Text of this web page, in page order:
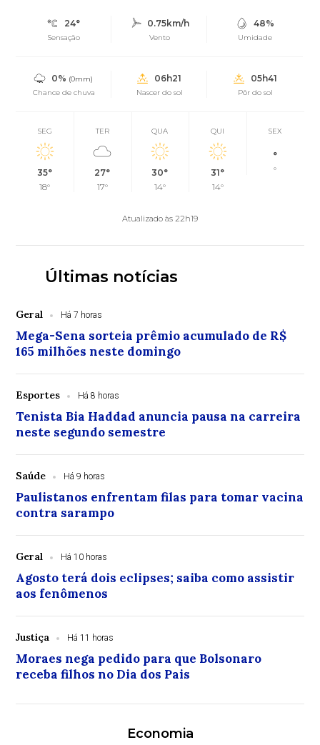
24°
Sensação
0.75km/h
Vento
48%
Umidade
0% (0mm)
Chance de chuva
06h21
Nascer do sol
05h41
Pôr do sol
SEG
35°
18°
TER
27°
17°
QUA
30°
14°
QUI
31°
14°
SEX
°
°
Atualizado às 22h19
Últimas notícias
Geral Há 7 horas
Mega-Sena sorteia prêmio acumulado de R$
165 milhões neste domingo
Esportes Há 8 horas
Tenista Bia Haddad anuncia pausa na carreira
neste segundo semestre
Saúde Há 9 horas
Paulistanos enfrentam filas para tomar vacina
contra sarampo
Geral Há 10 horas
Agosto terá dois eclipses; saiba como assistir
aos fenômenos
Justiça Há 11 horas
Moraes nega pedido para que Bolsonaro
receba filhos no Dia dos Pais
Economia